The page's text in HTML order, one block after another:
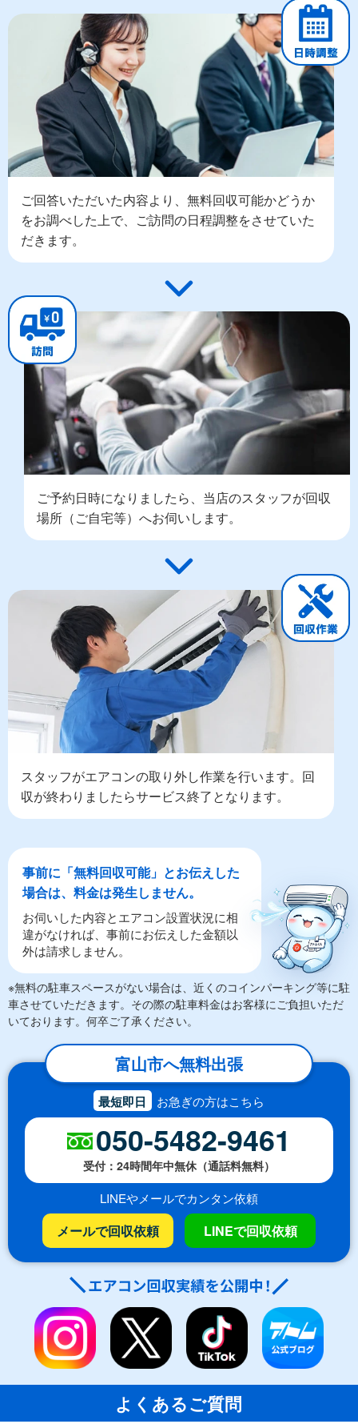
ご回答いただいた内容より、無料回収可能かどうか
をお調べした上で、ご訪問の日程調整をさせていた
だきます。
ご予約日時になりましたら、当店のスタッフが回収
場所（ご自宅等）へお伺いします。
スタッフがエアコンの取り外し作業を行います。回
収が終わりましたらサービス終了となります。
事前に「無料回収可能」とお伝えした
場合は、料金は発生しません。
お伺いした内容とエアコン設置状況に相
違がなければ、事前にお伝えした金額以
外は請求しません。
※無料の駐車スペースがない場合は、近くのコインパーキング等に駐
車させていただきます。その際の駐車料金はお客様にご負担いただ
いております。何卒ご了承ください。
富山市へ無料出張
最短即日 お急ぎの方はこちら
050-5482-9461
受付：24時間年中無休（通話料無料）
LINEやメールでカンタン依頼
メールで回収依頼 LINEで回収依頼
よくあるご質問